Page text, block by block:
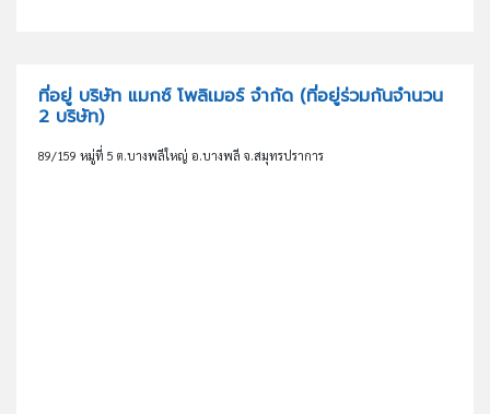
ที่อยู่ บริษัท แมกซ์ โพลิเมอร์ จำกัด (ที่อยู่ร่วมกันจำนวน
2 บริษัท)
89/159 หมู่ที่ 5 ต.บางพลีใหญ่ อ.บางพลี จ.สมุทรปราการ